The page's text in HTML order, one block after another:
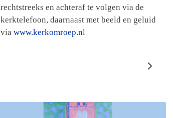
rechtstreeks en achteraf te volgen via de
kerktelefoon, daarnaast met beeld en geluid
via www.kerkomroep.nl